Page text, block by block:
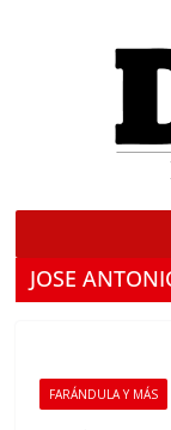
JOSE
FARÁNDULA Y MÁS